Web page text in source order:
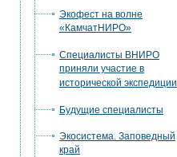
Экофест на волне
«КамчатНИРО»
Специалисты ВНИРО
приняли участие в
исторической экспедиции
Будущие специалисты
Экосистема. Заповедный
край